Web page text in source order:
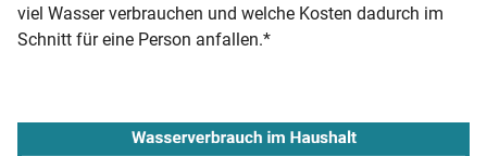
viel Wasser verbrauchen und welche Kosten dadurch im
Schnitt für eine Person anfallen.*